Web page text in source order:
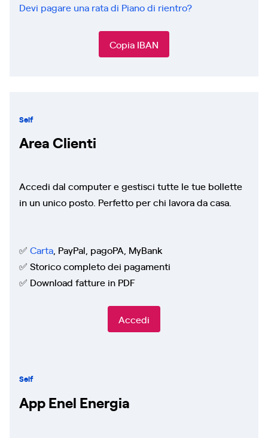
Devi pagare una rata di Piano di rientro?
Copia IBAN
Self
Area Clienti
Accedi dal computer e gestisci tutte le tue bollette
in un unico posto. Perfetto per chi lavora da casa.
✅ Carta, PayPal, pagoPA, MyBank
✅ Storico completo dei pagamenti
✅ Download fatture in PDF
Accedi
Self
App Enel Energia